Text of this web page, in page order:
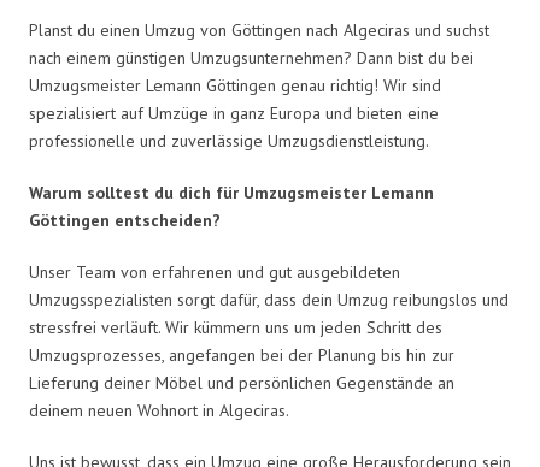
Planst du einen Umzug von Göttingen nach Algeciras und suchst
nach einem günstigen Umzugsunternehmen? Dann bist du bei
Umzugsmeister Lemann Göttingen genau richtig! Wir sind
spezialisiert auf Umzüge in ganz Europa und bieten eine
professionelle und zuverlässige Umzugsdienstleistung.
Warum solltest du dich für Umzugsmeister Lemann
Göttingen entscheiden?
Unser Team von erfahrenen und gut ausgebildeten
Umzugsspezialisten sorgt dafür, dass dein Umzug reibungslos und
stressfrei verläuft. Wir kümmern uns um jeden Schritt des
Umzugsprozesses, angefangen bei der Planung bis hin zur
Lieferung deiner Möbel und persönlichen Gegenstände an
deinem neuen Wohnort in Algeciras.
Uns ist bewusst, dass ein Umzug eine große Herausforderung sein